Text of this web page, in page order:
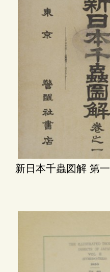
新日本千蟲図解 第一